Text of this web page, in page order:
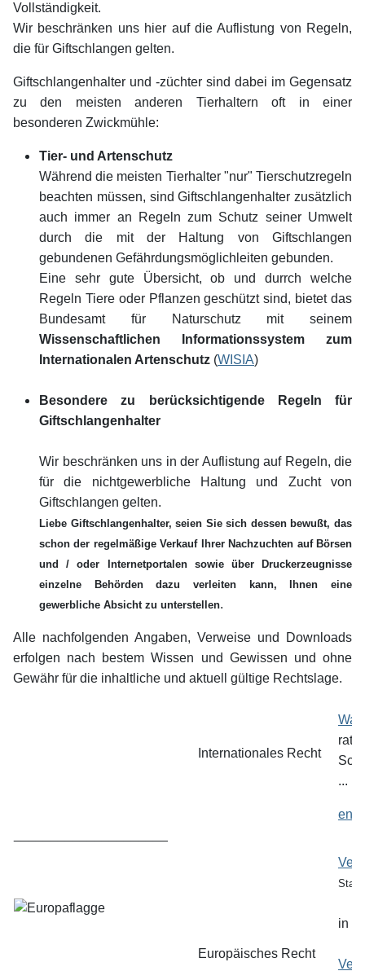
Vollständigkeit.
Wir beschränken uns hier auf die Auflistung von Regeln,
die für Giftschlangen gelten.
Giftschlangenhalter und -züchter sind dabei im Gegensatz
zu den meisten anderen Tierhaltern oft in einer
besonderen Zwickmühle:
Tier- und Artenschutz
Während die meisten Tierhalter "nur" Tierschutzregeln
beachten müssen, sind Giftschlangenhalter zusätzlich
auch immer an Regeln zum Schutz seiner Umwelt
durch die mit der Haltung von Giftschlangen
gebundenen Gefährdungsmöglichleiten gebunden.
Eine sehr gute Übersicht, ob und durrch welche
Regeln Tiere oder Pflanzen geschützt sind, bietet das
Bundesamt für Naturschutz mit seinem
Wissenschaftlichen Informationssystem zum
Internationalen Artenschutz (WISIA)
Besondere zu berücksichtigende Regeln für
Giftschlangenhalter
Wir beschränken uns in der Auflistung auf Regeln, die
für die nichtgewerbliche Haltung und Zucht von
Giftschlangen gelten.
Liebe Giftschlangenhalter, seien Sie sich dessen bewußt, das
schon der regelmäßige Verkauf Ihrer Nachzuchten auf Börsen
und / oder Internetportalen sowie über Druckerzeugnisse
einzelne Behörden dazu verleiten kann, Ihnen eine
gewerbliche Absicht zu unterstellen.
Alle nachfolgenden Angaben, Verweise und Downloads
erfolgen nach bestem Wissen und Gewissen und ohne
Gewähr für die inhaltliche und aktuell gültige Rechtslage.
Internationales Recht
...
Europäisches Recht
in